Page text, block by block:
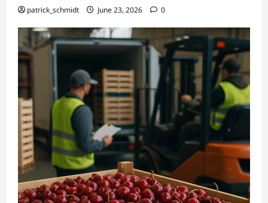
patrick_schmidt June 23, 2026 0